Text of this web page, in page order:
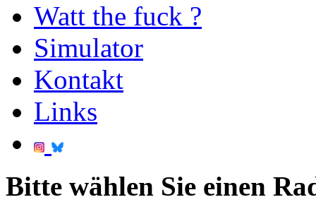
Watt the fuck ?
Simulator
Kontakt
Links
Bitte wählen Sie einen